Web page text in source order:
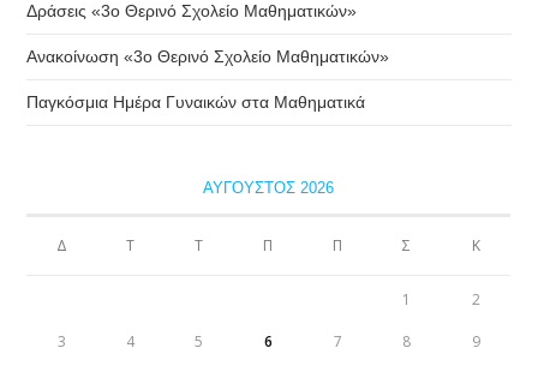
Δράσεις «3ο Θερινό Σχολείο Μαθηματικών»
Ανακοίνωση «3ο Θερινό Σχολείο Μαθηματικών»
Παγκόσμια Ημέρα Γυναικών στα Μαθηματικά
ΑΎΓΟΥΣΤΟΣ 2026
Δ Τ Τ Π Π Σ Κ
1 2
3 4 5 6 7 8 9